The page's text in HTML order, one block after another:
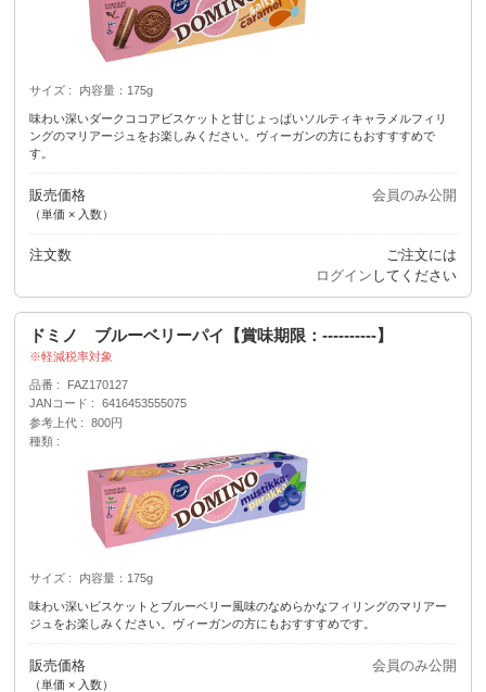
サイズ 内容量：175g
味わい深いダークココアビスケットと甘じょっぱいソルティキャラメルフィリ
ングのマリアージュをお楽しみください。ヴィーガンの方にもおすすすめで
す。
販売価格
（単価 × 入数）
会員のみ公開
注文数
ご注文には
ログイン してください
ドミノ ブルーベリーパイ【賞味期限：----------】
軽減税率対象
品番
FAZ170127
JANコード
6416453555075
参考上代
800円
種類
サイズ 内容量：175g
味わい深いビスケットとブルーベリー風味のなめらかなフィリングのマリアー
ジュをお楽しみください。ヴィーガンの方にもおすすすめです。
販売価格
（単価 × 入数）
会員のみ公開